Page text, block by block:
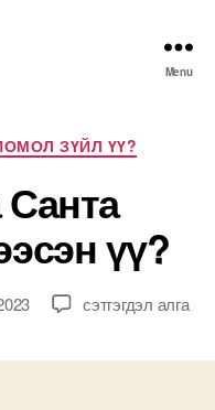
Menu
ЗҮЙЛ ҮҮ?
үү?
Кока-
сэтгэгдэл алга